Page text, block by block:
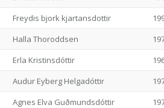
Freydis bjork kjartansdottir
Halla Thoroddsen
Erla Kristinsdóttir
Audur Eyberg Helgadóttir
Agnes Elva Guðmundsdóttir